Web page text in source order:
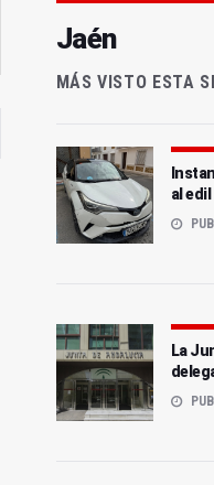
Jaén
MÁS VISTO ESTA
al
La